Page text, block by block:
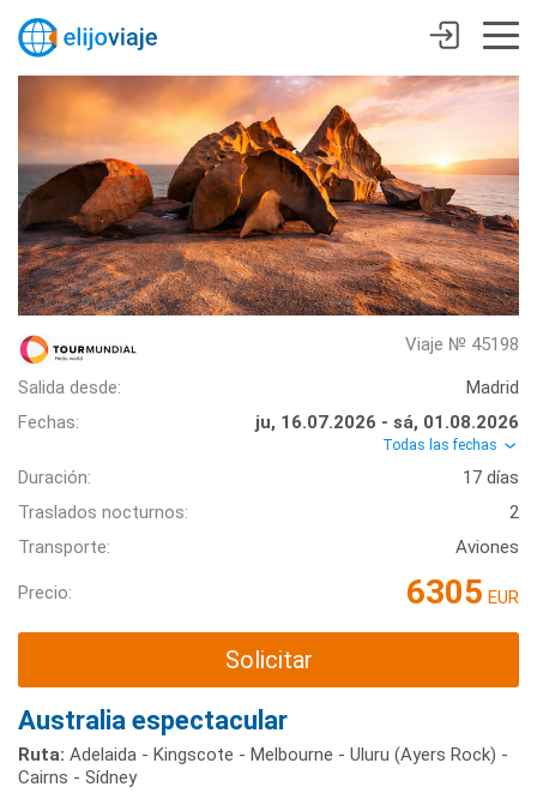
Viaje № 45198
Salida desde:
Madrid
Fechas:
ju, 16.07.2026 - sá, 01.08.2026
Todas las fechas
Duración:
17 días
Traslados nocturnos:
2
Transporte:
Aviones
Precio: 6305 EUR
Solicitar
Australia espectacular
Ruta: Adelaida - Kingscote - Melbourne - Uluru (Ayers Rock) -
Cairns - Sídney